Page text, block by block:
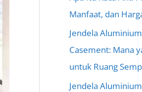
Manfaat, dan
Jendela
Casement: Mana
untuk Ruang
Jendela